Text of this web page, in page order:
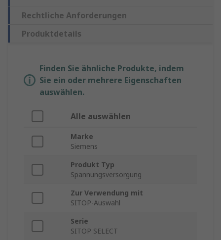
Rechtliche Anforderungen
Produktdetails
Finden Sie ähnliche Produkte, indem
Sie ein oder mehrere Eigenschaften
auswählen.
Alle auswählen
Marke
Siemens
Produkt Typ
Spannungsversorgung
Zur Verwendung mit
SITOP-Auswahl
Serie
SITOP SELECT